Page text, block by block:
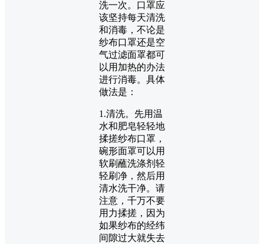
洗一次。口罩应
该坚持每天清洗
和消毒，不论是
纱布口罩还是空
气过滤面罩都可
以用加热的办法
进行消毒。具体
做法是：
1.清洗。先用温
水和肥皂轻轻地
揉搓纱布口罩，
碗形面罩可以用
软刷蘸洗涤剂轻
轻刷净，然后用
清水洗干净。请
注意，千万不要
用力揉搓，因为
如果纱布的经纬
间隙过大就失去